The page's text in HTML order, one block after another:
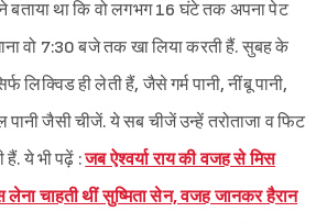
बताया था कि वो लगभग 16 घंटे तक अपना पेट
वो 7:30 बजे तक खा लिया करती हैं. सुबह के
लिक्विड ही लेती हैं, जैसे गर्म पानी, नींबू पानी,
पानी जैसी चीजें. ये सब चीजें उन्हें तरोताजा व फिट
ये भी पढ़ें :जब ऐश्वर्या राय की वजह से मिस
लेना चाहती थीं सुष्मिता सेन, वजह जानकर हैरान